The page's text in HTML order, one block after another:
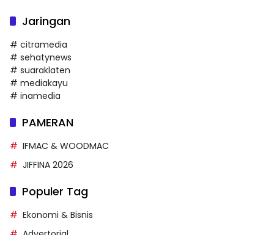
Jaringan
# citramedia
# sehatynews
# suaraklaten
# mediakayu
# inamedia
PAMERAN
IFMAC & WOODMAC
JIFFINA 2026
Populer Tag
Ekonomi & Bisnis